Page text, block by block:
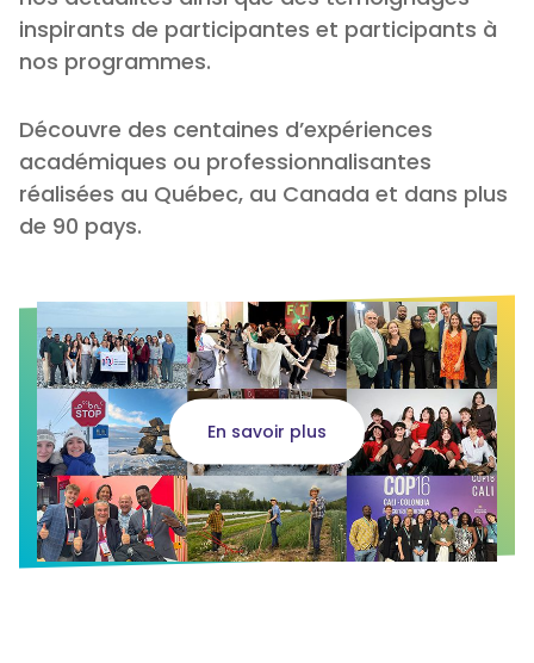
inspirants de participantes et participants à
nos programmes.
Découvre des centaines d’expériences
académiques ou professionnalisantes
réalisées au Québec, au Canada et dans plus
de 90 pays.
En savoir plus